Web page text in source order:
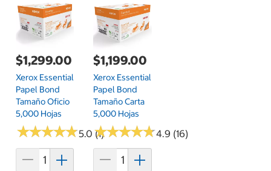
$1,299.00
Xerox Essential
Papel Bond
Tamaño Oficio
5,000 Hojas
★★★★★
★★★★★5.0 (1)
$1,199.00
Xerox Essential
Papel Bond
Tamaño Carta
5,000 Hojas
★★★★★
★★★★★4.9 (16)